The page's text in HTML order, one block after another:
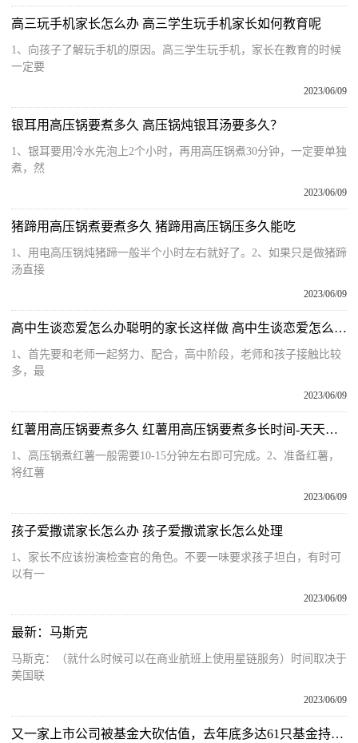
高三玩手机家长怎么办 高三学生玩手机家长如何教育呢
1、向孩子了解玩手机的原因。高三学生玩手机，家长在教育的时候
一定要
2023/06/09
银耳用高压锅要煮多久 高压锅炖银耳汤要多久？
1、银耳要用冷水先泡上2个小时，再用高压锅煮30分钟，一定要单独
煮，然
2023/06/09
猪蹄用高压锅煮要煮多久 猪蹄用高压锅压多久能吃
1、用电高压锅炖猪蹄一般半个小时左右就好了。2、如果只是做猪蹄
汤直接
2023/06/09
高中生谈恋爱怎么办聪明的家长这样做 高中生谈恋爱怎么教育 天天热文
1、首先要和老师一起努力、配合，高中阶段，老师和孩子接触比较
多，最
2023/06/09
红薯用高压锅要煮多久 红薯用高压锅要煮多长时间-天天热门
1、高压锅煮红薯一般需要10-15分钟左右即可完成。2、准备红薯，
将红薯
2023/06/09
孩子爱撒谎家长怎么办 孩子爱撒谎家长怎么处理
1、家长不应该扮演检查官的角色。不要一味要求孩子坦白，有时可
以有一
2023/06/09
最新：马斯克
马斯克：（就什么时候可以在商业航班上使用星链服务）时间取决于
美国联
2023/06/09
又一家上市公司被基金大砍估值，去年底多达61只基金持有 世界微头条